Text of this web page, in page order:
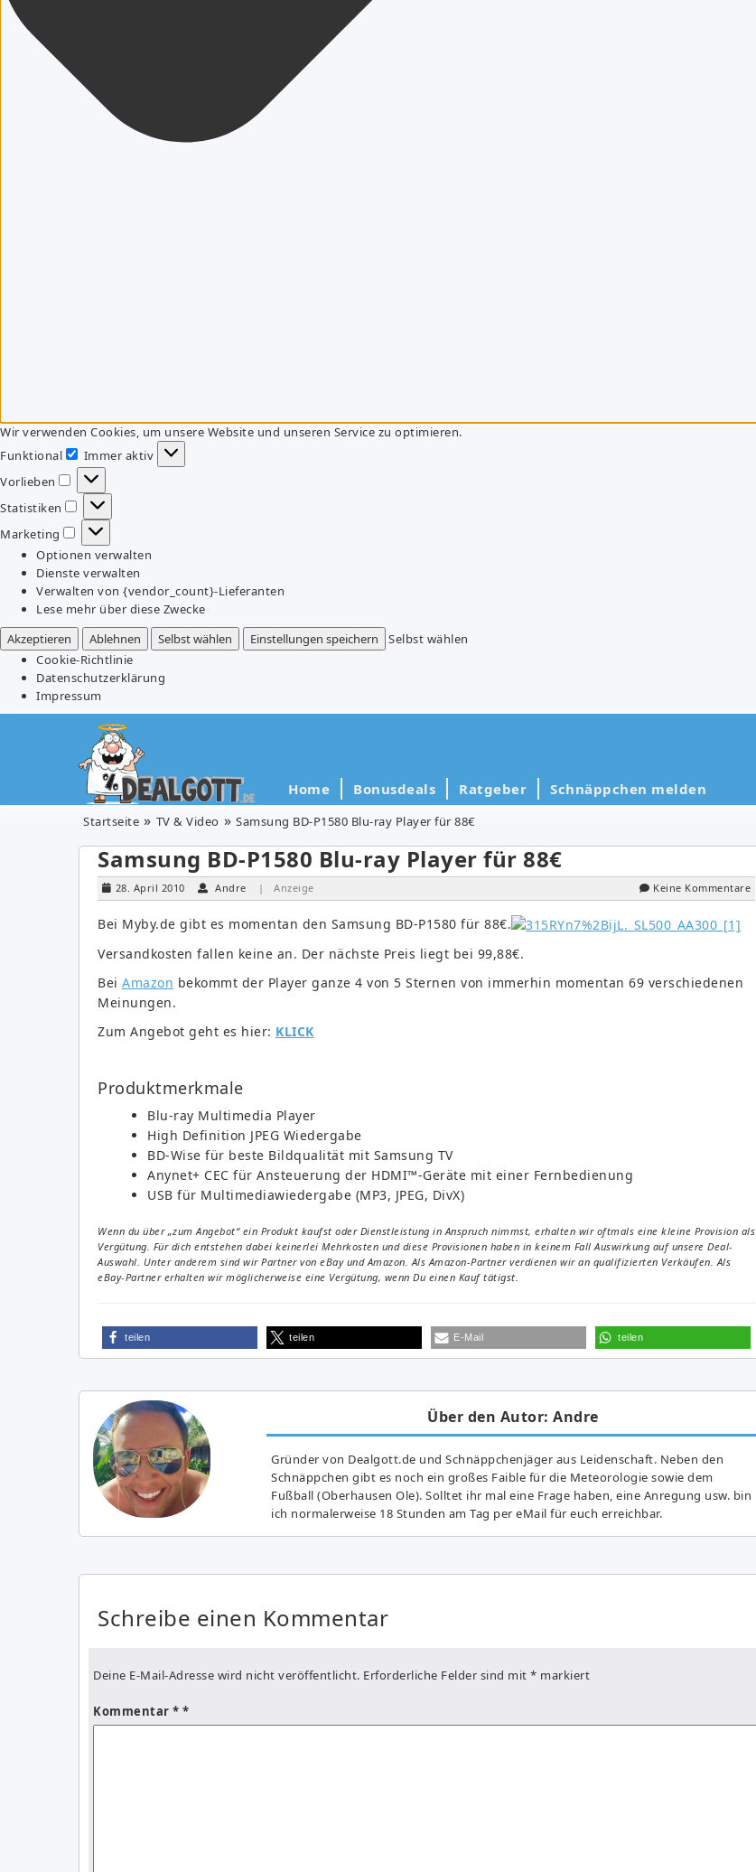
Wir verwenden Cookies, um unsere Website und unseren Service zu optimieren.
Funktional
Funktional
Immer aktiv
Vorlieben
Vorlieben
Statistiken
Statistiken
Marketing
Marketing
Optionen verwalten
Dienste verwalten
Verwalten von {vendor_count}-Lieferanten
Lese mehr über diese Zwecke
Akzeptieren
Ablehnen Selbst wählen Einstellungen speichern
Selbst wählen
Cookie-Richtlinie
Datenschutzerklärung
Impressum
Home Bonusdeals Ratgeber Schnäppchen melden
Startseite TV & Video Samsung BD-P1580 Blu-ray Player für 88€
Samsung BD-P1580 Blu-ray Player für 88€
28. April 2010 Andre | Anzeige Keine Kommentare
Bei Myby.de gibt es momentan den Samsung BD-P1580 für 88€.
Versandkosten fallen keine an. Der nächste Preis liegt bei 99,88€.
Bei Amazon bekommt der Player ganze 4 von 5 Sternen von immerhin momentan 69 verschiedenen
Meinungen.
Zum Angebot geht es hier: KLICK
Produktmerkmale
Blu-ray Multimedia Player
High Definition JPEG Wiedergabe
BD-Wise für beste Bildqualität mit Samsung TV
Anynet+ CEC für Ansteuerung der HDMI™-Geräte mit einer Fernbedienung
USB für Multimediawiedergabe (MP3, JPEG, DivX)
Wenn du über „zum Angebot“ ein Produkt kaufst oder Dienstleistung in Anspruch nimmst, erhalten wir oftmals eine kleine Provision als
Vergütung. Für dich entstehen dabei keinerlei Mehrkosten und diese Provisionen haben in keinem Fall Auswirkung auf unsere Deal-
Auswahl. Unter anderem sind wir Partner von eBay und Amazon. Als Amazon-Partner verdienen wir an qualifizierten Verkäufen. Als
eBay-Partner erhalten wir möglicherweise eine Vergütung, wenn Du einen Kauf tätigst.
teilen teilen E-Mail teilen
Über den Autor: Andre
Gründer von Dealgott.de und Schnäppchenjäger aus Leidenschaft. Neben den
Schnäppchen gibt es noch ein großes Fai­ble für die Meteorologie sowie dem
Fußball (Oberhausen Ole). Solltet ihr mal eine Frage haben, eine Anregung usw. bin
ich normalerweise 18 Stunden am Tag per eMail für euch erreichbar.
Schreibe einen Kommentar
Deine E-Mail-Adresse wird nicht veröffentlicht. Erforderliche Felder sind mit * markiert
Kommentar *